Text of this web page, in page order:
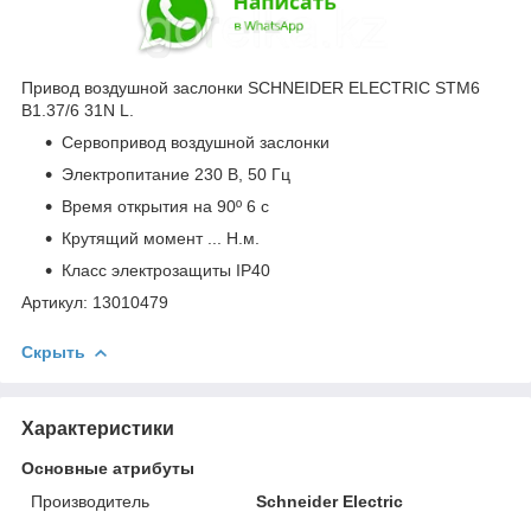
Привод воздушной заслонки SCHNEIDER ELECTRIC STM6
B1.37/6 31N L.
Сервопривод воздушной заслонки
Электропитание 230 В, 50 Гц
Время открытия на 90º 6 с
Крутящий момент ... Н.м.
Класс электрозащиты IP40
Артикул: 13010479
Скрыть
Характеристики
Основные атрибуты
Производитель
Schneider Electric